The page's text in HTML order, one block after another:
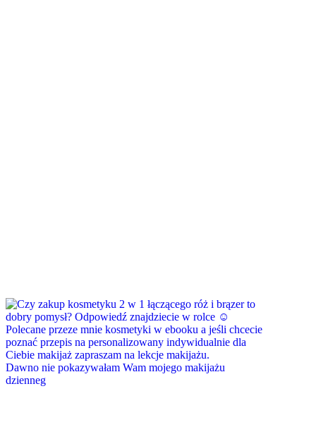
Dawno nie pokazywałam Wam mojego makijażu
dzienneg